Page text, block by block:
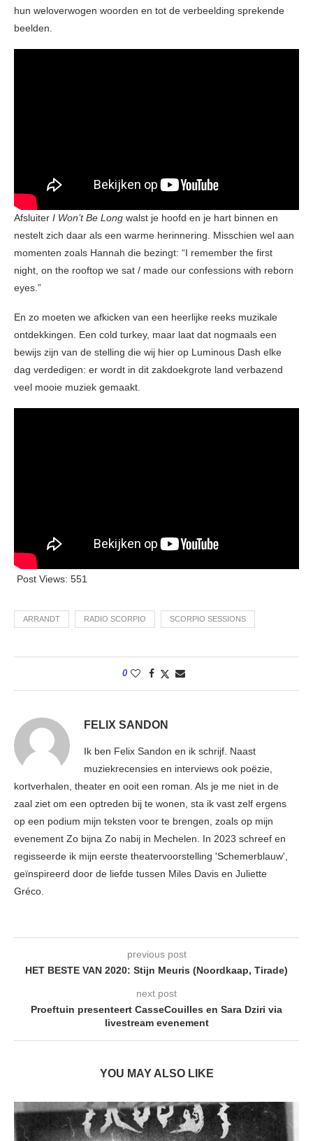
hun weloverwogen woorden en tot de verbeelding sprekende
beelden.
Afsluiter I Won’t Be Long walst je hoofd en je hart binnen en
nestelt zich daar als een warme herinnering. Misschien wel aan
momenten zoals Hannah die bezingt: “I remember the first
night, on the rooftop we sat / made our confessions with reborn
eyes.”
En zo moeten we afkicken van een heerlijke reeks muzikale
ontdekkingen. Een cold turkey, maar laat dat nogmaals een
bewijs zijn van de stelling die wij hier op Luminous Dash elke
dag verdedigen: er wordt in dit zakdoekgrote land verbazend
veel mooie muziek gemaakt.
Post Views: 551
ARRANDT RADIO SCORPIO SCORPIO SESSIONS
0
FELIX SANDON
Ik ben Felix Sandon en ik schrijf. Naast
muziekrecensies en interviews ook poëzie,
kortverhalen, theater en ooit een roman. Als je me niet in de
zaal ziet om een optreden bij te wonen, sta ik vast zelf ergens
op een podium mijn teksten voor te brengen, zoals op mijn
evenement Zo bijna Zo nabij in Mechelen. In 2023 schreef en
regisseerde ik mijn eerste theatervoorstelling 'Schemerblauw',
geïnspireerd door de liefde tussen Miles Davis en Juliette
Gréco.
previous post
HET BESTE VAN 2020: Stijn Meuris (Noordkaap, Tirade)
next post
Proeftuin presenteert CasseCouilles en Sara Dziri via
livestream evenement
YOU MAY ALSO LIKE